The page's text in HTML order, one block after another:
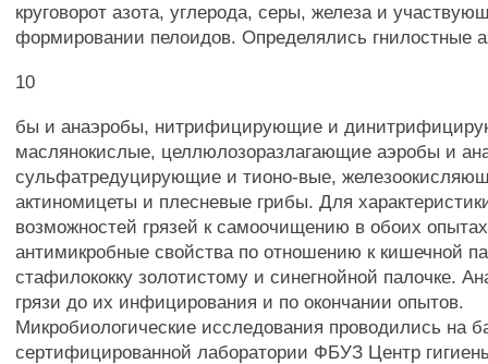
круговорот азота, углерода, серы, железа и
формировании пелоидов. Определялись гнилостные
10
бы и анаэробы, нитрифицирующие и
маслянокислые, целлюлозоразлагающие аэробы и
сульфатредуцирующие и тионо-вые,
актиномицеты и плесневые грибы. Для
возможностей грязей к самоочищению в обоих
антимикробные свойства по отношению к кишечной
стафилококку золотистому и синегнойной палочке.
грязи до их инфицирования и по окончании опытов.
Микробиологические исследования проводились на
сертифицированной лаборатории ФБУЗ Центр